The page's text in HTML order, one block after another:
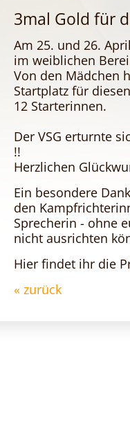
3mal Gold für
Am 25. und 26.
im weiblichen
Von den Mädchen
Startplatz für
12 Starterinnen.
Der VSG erturnte
!!
Herzlichen
Ein besondere
den
Sprecherin - ohne
nicht ausrichten
Hier findet ihr die
« zurück